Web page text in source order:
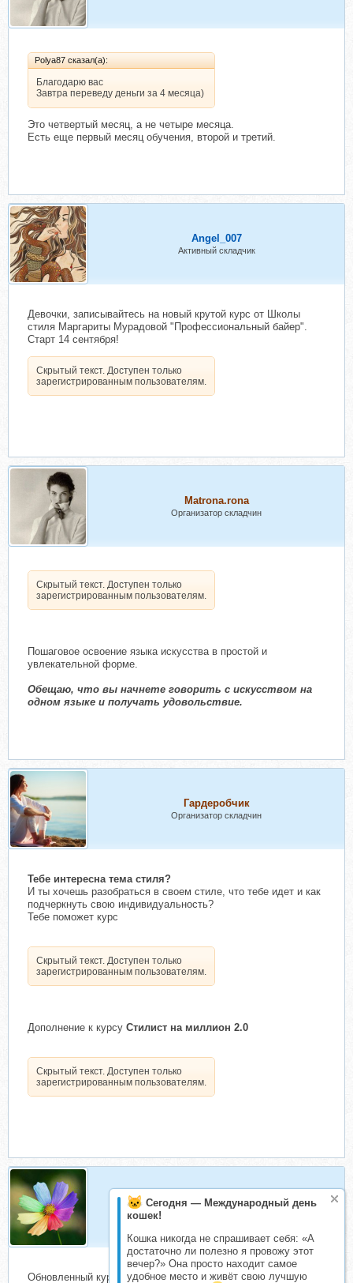
Сегодня — Международный день
кошек!
Кошка никогда не спрашивает себя: «А
достаточно ли полезно я провожу этот
вечер?» Она просто находит самое
удобное место и живёт свою лучшую
Polya87 сказал(а):
Благодарю вас
Завтра переведу деньги за 4 месяца)
Это четвертый месяц, а не четыре месяца.
Есть еще первый месяц обучения, второй и третий.
Angel_007
Активный складчик
Девочки, записывайтесь на новый крутой курс от Школы
стиля Маргариты Мурадовой "Профессиональный байер".
Старт 14 сентября!
Скрытый текст. Доступен только
зарегистрированным пользователям.
Matrona.rona
Организатор складчин
Скрытый текст. Доступен только
зарегистрированным пользователям.
Пошаговое освоение языка искусства в простой и
увлекательной форме.
Обещаю, что вы начнете говорить с искусством на
одном языке и получать удовольствие.
Гардеробчик
Организатор складчин
Тебе интересна тема стиля?
И ты хочешь разобраться в своем стиле, что тебе идет и как
подчеркнуть свою индивидуальность?
Тебе поможет курс
Скрытый текст. Доступен только
зарегистрированным пользователям.
Дополнение к курсу Стилист на миллион 2.0
Скрытый текст. Доступен только
зарегистрированным пользователям.
Маришка1234
Обновленный курс